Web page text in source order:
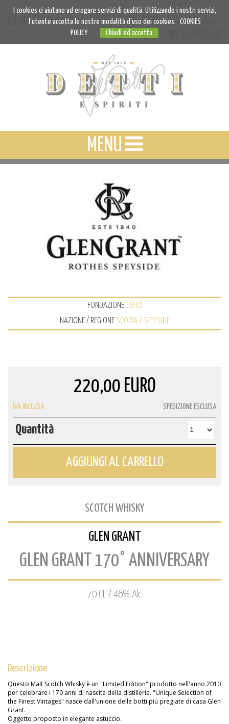
info@dettiespiriti.com
Accedi Registrazione
MENU
FONDAZIONE 1840
NAZIONE / REGIONE SCOZIA / SPEYSIDE
220,00 EURO
IVA INCLUSA SPEDIZIONE ESCLUSA
Quantità
AGGIUNGI AL CARRELLO
SCOTCH WHISKY
GLEN GRANT
GLEN GRANT 170° ANNIVERSARY
70 CL / 46% Alc
Descrizione
Questo Malt Scotch Whisky è un "Limited Edition" prodotto nell'anno 2010
per celebrare i 170 anni di nascita della distilleria. "Unique Selection of
the Finest Vintages" nasce dall'unione delle botti più pregiate di casa Glen
Grant.
Oggetto proposto in elegante astuccio.
I cookies ci aiutano ad erogare servizi di qualità. Utilizzando i nostri servizi,
l'utente accetta le nostre modalità d'uso dei cookies. COOKIES
POLICY
Chiudi ed accetta